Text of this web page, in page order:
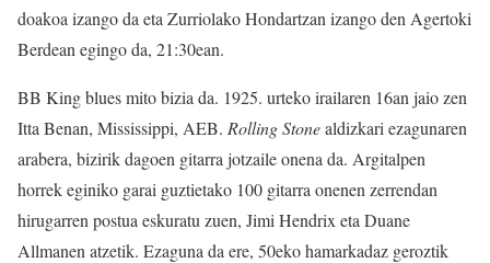
doakoa izango da eta Zurriolako Hondartzan izango den Agertoki
Berdean egingo da, 21:30ean.
BB King blues mito bizia da. 1925. urteko irailaren 16an jaio zen
Itta Benan, Mississippi, AEB. Rolling Stonealdizkari ezagunaren
arabera, bizirik dagoen gitarra jotzaile onena da. Argitalpen
horrek eginiko garai guztietako 100 gitarra onenen zerrendan
hirugarren postua eskuratu zuen, Jimi Hendrix eta Duane
Allmanen atzetik. Ezaguna da ere, 50eko hamarkadaz geroztik